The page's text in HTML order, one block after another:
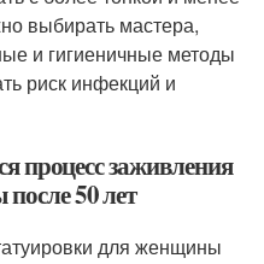
выбирать мастера,
и гигиеничные методы
риск инфекций и
процесс заживления
50 лет
для женщины